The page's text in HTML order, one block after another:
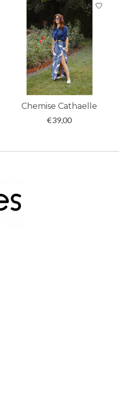
Chemise Cathaelle
€39,00